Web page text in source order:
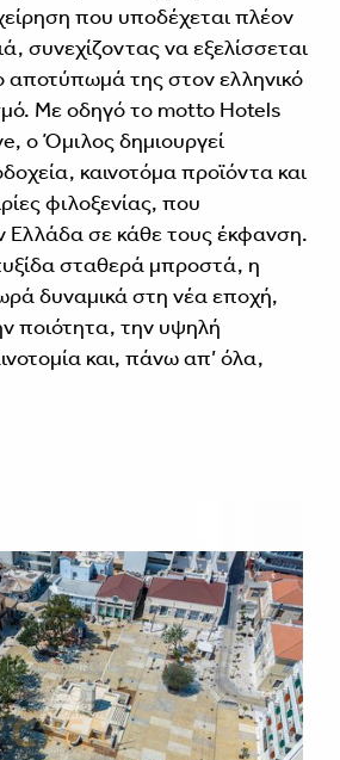
που υποδέχεται πλέον
συνεχίζοντας να εξελίσσεται
αποτύπωμά της στον ελληνικό
Με οδηγό το motto Hotels
ο Όμιλος δημιουργεί
καινοτόμα προϊόντα και
φιλοξενίας, που
Ελλάδα σε κάθε τους έκφανση.
σταθερά μπροστά, η
δυναμικά στη νέα εποχή,
ποιότητα, την υψηλή
και, πάνω απ’ όλα,